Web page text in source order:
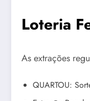
Loteria
As extrações
QUARTOU: